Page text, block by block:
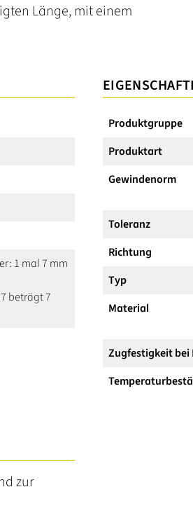
Länge, mit einem
1 mal 7 mm
beträgt 7
Produktgruppe
Produktart
Gewindenorm
Toleranz
Richtung
Typ
Material
Zugfestigkeit
zur